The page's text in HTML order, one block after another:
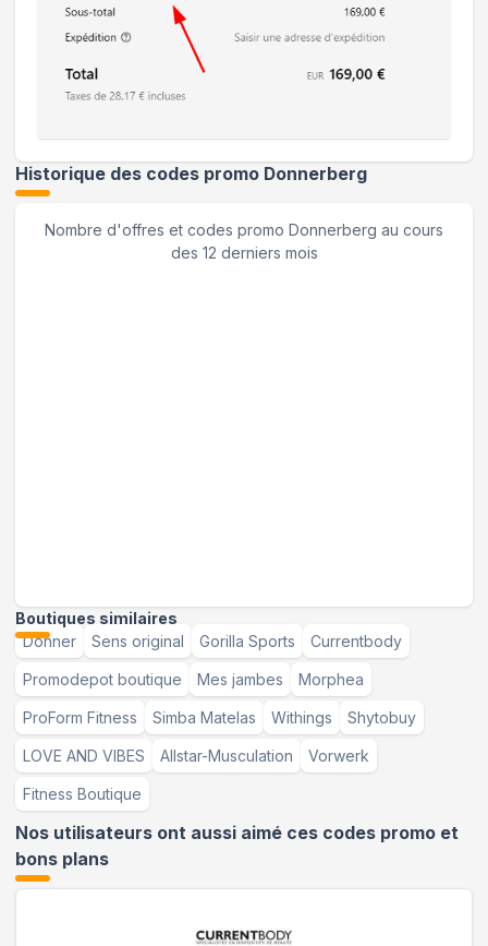
Historique des codes promo Donnerberg
Nombre d'offres et codes promo Donnerberg au cours
des 12 derniers mois
Boutiques similaires
Donner
Sens original Gorilla Sports Currentbody
Promodepot boutique Mes jambes Morphea
ProForm Fitness Simba Matelas Withings Shytobuy
LOVE AND VIBES Allstar-Musculation Vorwerk
Fitness Boutique
Nos utilisateurs ont aussi aimé ces codes promo et
bons plans